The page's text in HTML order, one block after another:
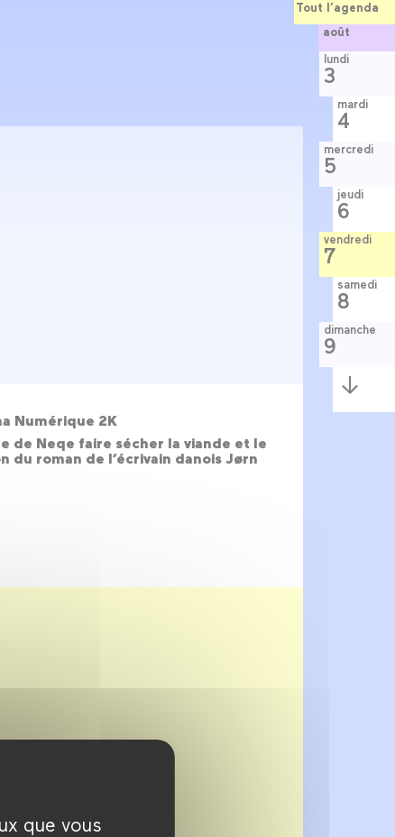
que vous
Numérique 2K
de Neqe faire sécher la viande et le
roman de l’écrivain danois Jørn
Tout l’agenda
août
lundi
3
mardi
4
mercredi
5
jeudi
6
vendredi
7
samedi
8
dimanche
9
Semaine
suivante